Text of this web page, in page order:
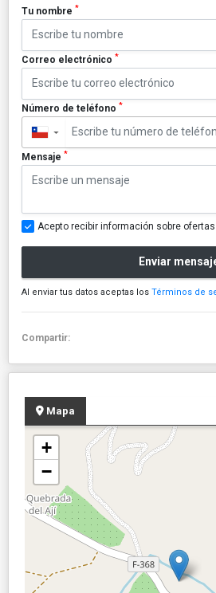
Tu nombre *
Correo electrónico *
Número de teléfono *
▼
Mensaje *
Acepto recibir información sobre
Enviar
Al enviar tus datos aceptas los Términos de
Compartir:
Mapa
+
−